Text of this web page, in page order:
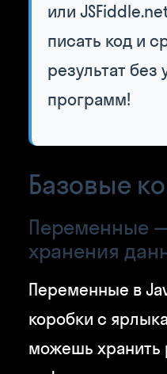
или
писать код и
результат без
программ!
Базовые
Переменные
хранения
Переменные в
коробки с
можешь хранить